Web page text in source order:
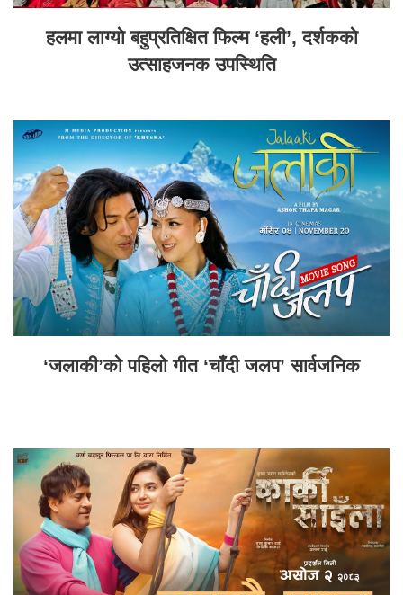
हलमा लाग्यो बहुप्रतिक्षित फिल्म ‘हली’, दर्शकको
उत्साहजनक उपस्थिति
‘जलाकी’को पहिलो गीत ‘चाँदी जलप’ सार्वजनिक